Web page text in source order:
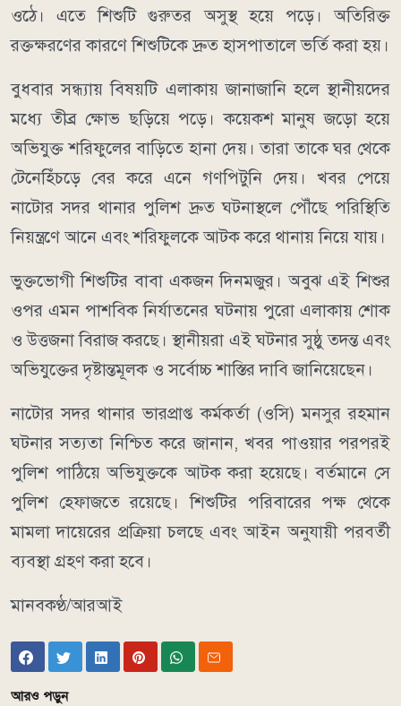
ওঠে। এতে শিশুটি গুরুতর অসুস্থ হয়ে পড়ে। অতিরিক্ত
রক্তক্ষরণের কারণে শিশুটিকে দ্রুত হাসপাতালে ভর্তি করা হয়।
বুধবার সন্ধ্যায় বিষয়টি এলাকায় জানাজানি হলে স্থানীয়দের
মধ্যে তীব্র ক্ষোভ ছড়িয়ে পড়ে। কয়েকশ মানুষ জড়ো হয়ে
অভিযুক্ত শরিফুলের বাড়িতে হানা দেয়। তারা তাকে ঘর থেকে
টেনেহিঁচড়ে বের করে এনে গণপিটুনি দেয়। খবর পেয়ে
নাটোর সদর থানার পুলিশ দ্রুত ঘটনাস্থলে পৌঁছে পরিস্থিতি
নিয়ন্ত্রণে আনে এবং শরিফুলকে আটক করে থানায় নিয়ে যায়।
ভুক্তভোগী শিশুটির বাবা একজন দিনমজুর। অবুঝ এই শিশুর
ওপর এমন পাশবিক নির্যাতনের ঘটনায় পুরো এলাকায় শোক
ও উত্তজনা বিরাজ করছে। স্থানীয়রা এই ঘটনার সুষ্ঠু তদন্ত এবং
অভিযুক্তের দৃষ্টান্তমূলক ও সর্বোচ্চ শাস্তির দাবি জানিয়েছেন।
নাটোর সদর থানার ভারপ্রাপ্ত কর্মকর্তা (ওসি) মনসুর রহমান
ঘটনার সত্যতা নিশ্চিত করে জানান, খবর পাওয়ার পরপরই
পুলিশ পাঠিয়ে অভিযুক্তকে আটক করা হয়েছে। বর্তমানে সে
পুলিশ হেফাজতে রয়েছে। শিশুটির পরিবারের পক্ষ থেকে
মামলা দায়েরের প্রক্রিয়া চলছে এবং আইন অনুযায়ী পরবর্তী
ব্যবস্থা গ্রহণ করা হবে।
মানবকণ্ঠ/আরআই
আরও পড়ুন